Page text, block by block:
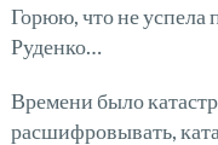
Горюю, что не успела
Руденко…
Времени было
расшифровывать,